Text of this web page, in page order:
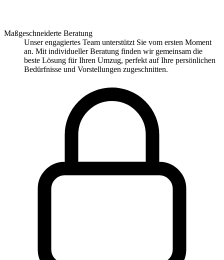
Maßgeschneiderte Beratung
Unser engagiertes Team unterstützt Sie vom ersten Moment
an. Mit individueller Beratung finden wir gemeinsam die
beste Lösung für Ihren Umzug, perfekt auf Ihre persönlichen
Bedürfnisse und Vorstellungen zugeschnitten.